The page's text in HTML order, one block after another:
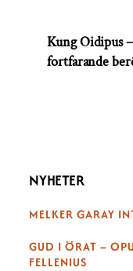
Kung Oidipus
fortfarande
NYHETER
MELKER GARAY
GUD I ÖRAT –
FELLENIUS